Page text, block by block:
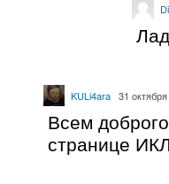
KULi4ara 31
Всем
странице